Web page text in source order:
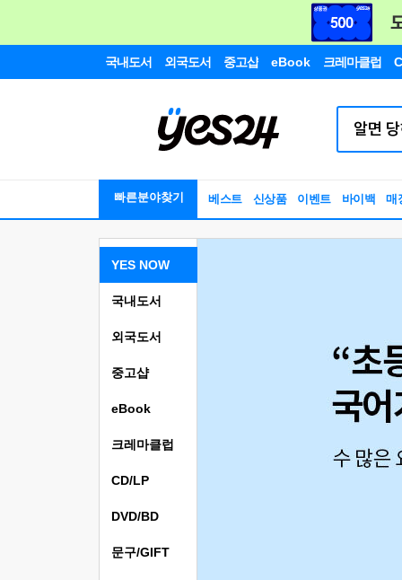
국내도서 외국도서 중고샵 eBook 크레마클럽
빠른분야찾기 베스트 신상품 이벤트 바이백 매
YES NOW
국내도서
외국도서
중고샵
eBook
크레마클럽
CD/LP
DVD/BD
문구/GIFT